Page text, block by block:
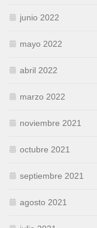
junio 2022
mayo 2022
abril 2022
marzo 2022
noviembre 2021
octubre 2021
septiembre 2021
agosto 2021